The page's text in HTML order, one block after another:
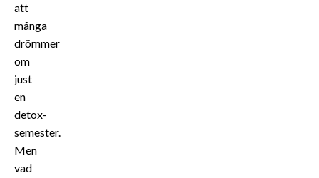
att
många
drömmer
om
just
en
detox-
semester.
Men
vad